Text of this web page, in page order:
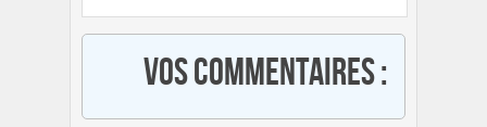
Vos commentaires :